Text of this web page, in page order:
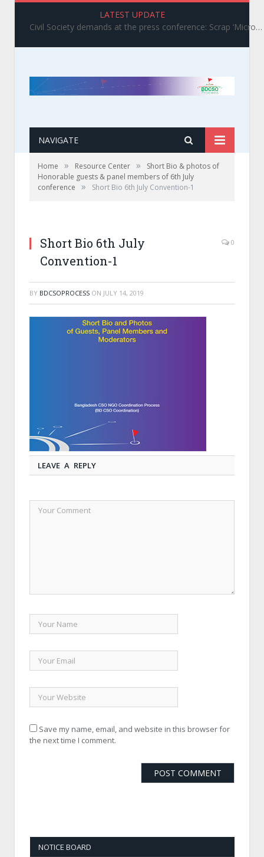
LATEST UPDATE
Civil Society demands at the press conference: Scrap ‘Microcredit Bank Ordinance–2025
NAVIGATE
Home » Resource Center »
Short Bio & photos of
Honorable guests & panel members of 6th July
conference
» Short Bio 6th July Convention-1
Short Bio 6th July
Convention-1
0
BY BDCSOPROCESS ON JULY 14, 2019
LEAVE A REPLY
Save my name, email, and website in this browser for
the next time I comment.
NOTICE BOARD